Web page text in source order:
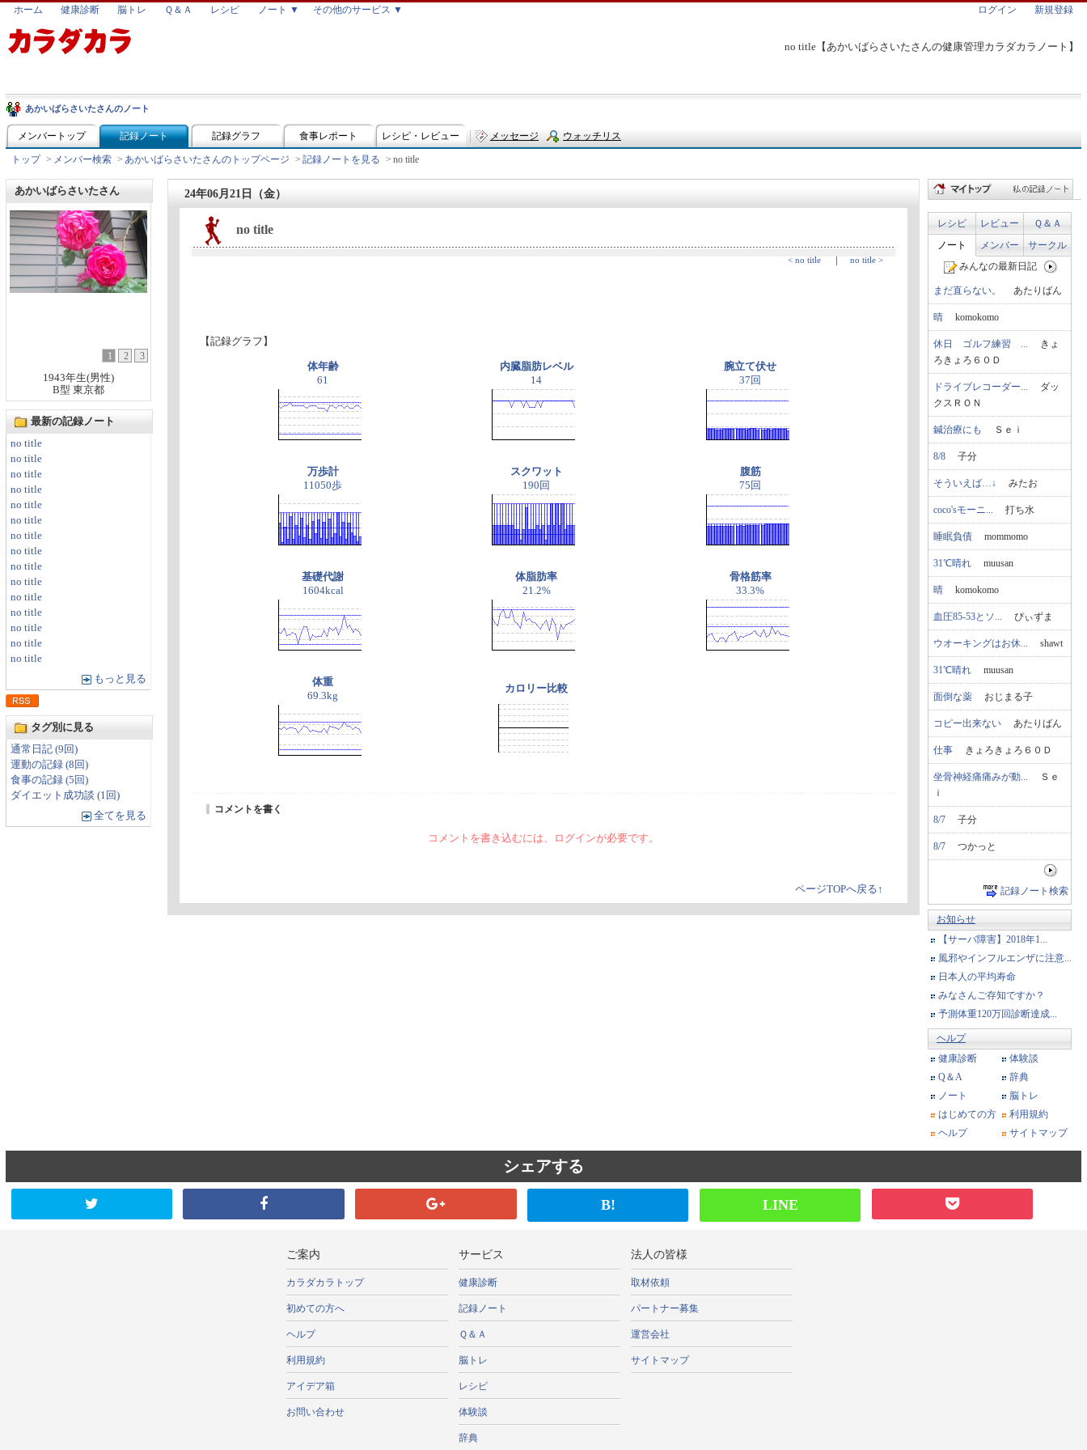
no title【あかいばらさいたさんの健康管理カラダカラノート】
ホーム 健康診断 脳トレ Ｑ＆Ａ レシピ ノート ▼ その他のサービス ▼ ログイン 新規登録
あかいばらさいたさんのノート
メンバートップ 記録ノート 記録グラフ 食事レポート レシピ・レビュー メッセージ ウォッチリス
トップ > メンバー検索 > あかいばらさいたさんのトップページ > 記録ノートを見る > no title
あかいばらさいたさん
1 2
3
1943年生(男性)
B型 東京都
最新の記録ノート
no title
no title
no title
no title
no title
no title
no title
no title
no title
no title
no title
no title
no title
no title
no title
もっと見る
タグ別に見る
通常日記 (9回)
運動の記録 (8回)
食事の記録 (5回)
ダイエット成功談 (1回)
全てを見る
24年06月21日（金）
no title
< no title ｜ no title >
【記録グラフ】
体年齢
61
内臓脂肪レベル
14
腕立て伏せ
37回
万歩計
11050歩
スクワット
190回
腹筋
75回
基礎代謝
1604kcal
体脂肪率
21.2%
骨格筋率
33.3%
体重
69.3kg
カロリー比較
コメントを書く
コメントを書き込むには、ログインが必要です。
ページTOPへ戻る↑
レシピ レビュー
Ｑ＆Ａ
ノート
メンバー
サークル
みんなの最新日記
まだ直らない。 あたりばん
晴 komokomo
休日 ゴルフ練習 ... きょ
ろきょろ６０Ｄ
ドライブレコーダー... ダッ
クスＲＯＮ
鍼治療にも Ｓｅｉ
8/8 子分
そういえば…↓ みたお
coco'sモーニ... 打ち水
睡眠負債 mommomo
31℃晴れ muusan
晴 komokomo
血圧85-53とソ... ぴぃずま
ウオーキングはお休... shawt
31℃晴れ muusan
面倒な薬 おじまる子
コピー出来ない あたりばん
仕事 きょろきょろ６０Ｄ
坐骨神経痛痛みが動... Ｓｅ
ｉ
8/7 子分
8/7 つかっと
記録ノート検索
お知らせ
【サーバ障害】2018年1...
風邪やインフルエンザに注意...
日本人の平均寿命
みなさんご存知ですか？
予測体重120万回診断達成...
ヘルプ
健康診断
体験談
Q＆A
辞典
ノート
脳トレ
はじめての方
利用規約
ヘルプ
サイトマップ
シェアする
B! LINE
ご案内
カラダカラトップ
初めての方へ
ヘルプ
利用規約
アイデア箱
お問い合わせ
サービス
健康診断
記録ノート
Ｑ＆Ａ
脳トレ
レシピ
体験談
辞典
法人の皆様
取材依頼
パートナー募集
運営会社
サイトマップ